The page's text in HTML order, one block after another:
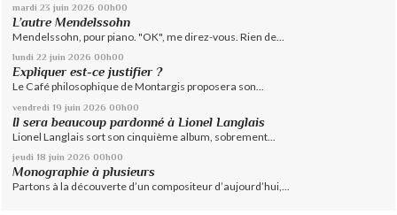
mardi 23 juin 2026 00h00
L’autre Mendelssohn
Mendelssohn, pour piano. "OK", me direz-vous. Rien de...
lundi 22 juin 2026 00h00
Expliquer est-ce justifier ?
Le Café philosophique de Montargis proposera son...
vendredi 19 juin 2026 00h00
Il sera beaucoup pardonné à Lionel Langlais
Lionel Langlais sort son cinquième album, sobrement...
jeudi 18 juin 2026 00h00
Monographie à plusieurs
Partons à la découverte d’un compositeur d’aujourd’hui,...